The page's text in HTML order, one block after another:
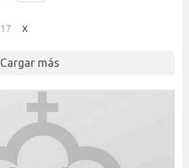
17 X
Cargar más